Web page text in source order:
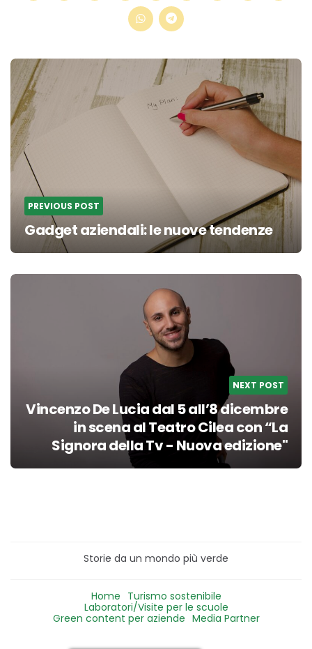
Post
navigation
PREVIOUS POST
Gadget aziendali: le nuove tendenze
NEXT POST
Vincenzo De Lucia dal 5 all’8 dicembre
in scena al Teatro Cilea con “La
Signora della Tv - Nuova edizione"
Storie da un mondo più verde
Home Turismo sostenibile
Laboratori/Visite per le scuole
Green content per aziende Media Partner